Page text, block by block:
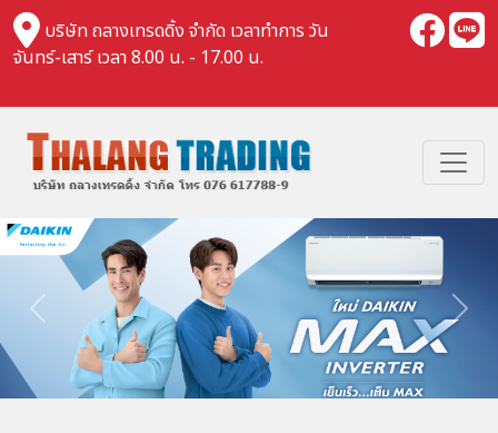
บริษัท ถลางเทรดดิ้ง จำกัด เวลาทำการ วัน
จันทร์-เสาร์ เวลา 8.00 น. - 17.00 น.
Previous Next